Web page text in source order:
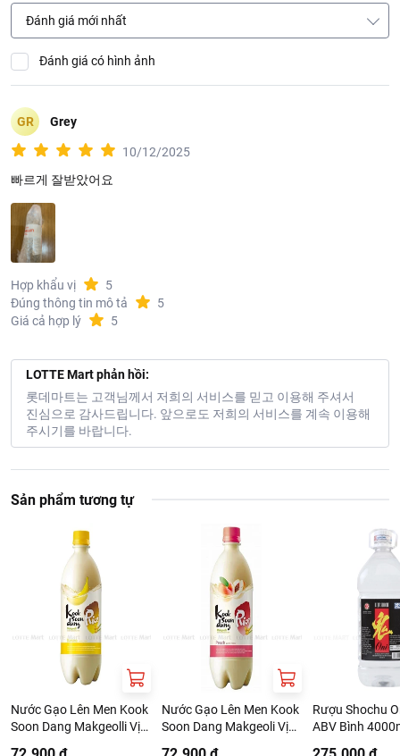
Tên công ty: CONG TY TNHH Một Thành Viên Phát Triển Song
Minh
Địa chỉ: 563/2 Hoàng Sa, Phường Xuân Hòa, Thành phố Hồ Chí
Thông tin nhà cung cấp:
Tên công ty: CONG TY TNHH RUOU THE GIOI
Địa chỉ: 100 NGUYEN THI MINH KHAI, PHUONG XUAN HOA, TP
HO CHI MINH, VIET NAM
Đánh giá mới nhất
Đánh giá có hình ảnh
GR Grey
10/12/2025
빠르게 잘받았어요
Hợp khẩu vị
5
Đúng thông tin mô tả
5
Giá cả hợp lý
5
LOTTE Mart phản hồi:
롯데마트는 고객님께서 저희의 서비스를 믿고 이용해 주셔서
진심으로 감사드립니다. 앞으로도 저희의 서비스를 계속 이용해
주시기를 바랍니다.
Sản phẩm tương tự
Nước Gạo Lên Men Kook
Soon Dang Makgeolli Vị
Nước Gạo Lên Men Kook
Soon Dang Makgeoli Vị
Rượu Shochu
ABV Bình